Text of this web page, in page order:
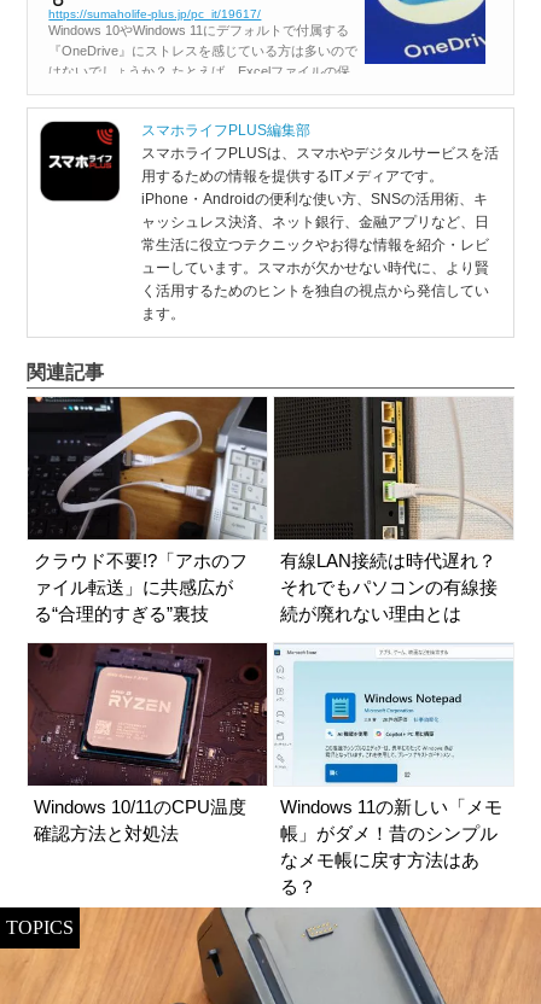
https://sumaholife-plus.jp/pc_it/19617/
Windows 10やWindows 11にデフォルトで付属する
『OneDrive』にストレスを感じている方は多いので
はないでしょうか？ たとえば、Excelファイルの保
存先を『OneDrive』に指定してしまうと、以降の保
存先も自動的に『OneDrive』になって...
スマホライフPLUS編集部
スマホライフPLUSは、スマホやデジタルサービスを活
用するための情報を提供するITメディアです。
iPhone・Androidの便利な使い方、SNSの活用術、キ
ャッシュレス決済、ネット銀行、金融アプリなど、日
常生活に役立つテクニックやお得な情報を紹介・レビ
ューしています。スマホが欠かせない時代に、より賢
く活用するためのヒントを独自の視点から発信してい
ます。
関連記事
クラウド不要!?「アホのフ
ァイル転送」に共感広が
る“合理的すぎる”裏技
有線LAN接続は時代遅れ？
それでもパソコンの有線接
続が廃れない理由とは
Windows 10/11のCPU温度
確認方法と対処法
Windows 11の新しい「メモ
帳」がダメ！昔のシンプル
なメモ帳に戻す方法はあ
る？
TOPICS